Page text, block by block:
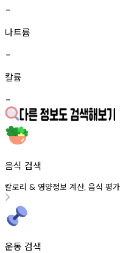
-
나트륨
-
칼륨
-
음식 검색
칼로리 & 영양정보 계산, 음식 평가
운동 검색